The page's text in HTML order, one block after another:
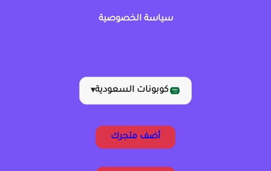
سياسة الخصوصية
كوبونات السعودية▾
أضف متجرك